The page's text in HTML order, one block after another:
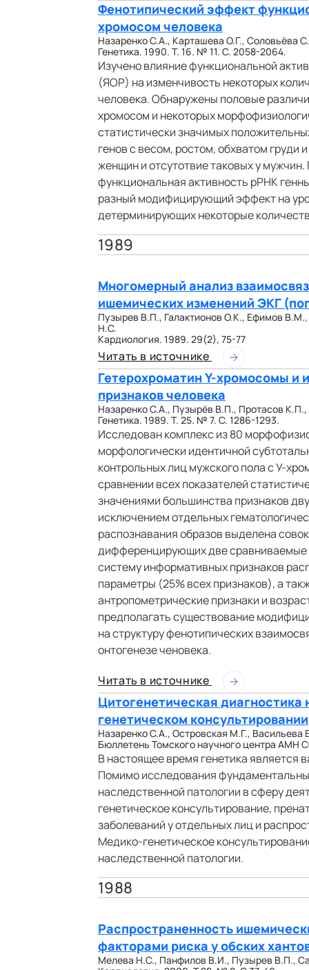
Фенотипический эффект
хромосом человека
Назаренко С.А., Карташева О.Г., Соловьёва
Генетика. 1990. Т. 16. № 11. С. 2058-2064.
Изучено влияние функциональной
(ЯОР) на изменчивость некоторых
человека. Обнаружены половые
хромосом и некоторых
статистически значимых
генов с весом, ростом, обхватом
женщин и отсутотвие таковых у
функциональная активность рРНК
разный модифицирующий эффект на
детерминирующих некоторые
1989
Многомерный анализ
ишемических изменений ЭКГ
Пузырев В.П., Галактионов О.К., Ефимов
Н.С.
Кардиология. 1989. 29(2), 75-77
Читать в источнике
Гетерохроматин Y-хромосомы и
признаков человека
Назаренко С.А., Пузырёв В.П., Протасов
Генетика. 1989. Т. 25. № 7. С. 1286-1293.
Исследован комплекс из 80
морфологически идентичной
контрольных лиц мужского пола с У-
сравнении всех показателей
значениями большинства признаков
исключением отдельных
распознавания образов выделена
дифференцирующих две сравниваемые
систему информативных признаков
параметры (25% всех признаков), а
антропометрические признаки и
предполагать существование
на структуру фенотипических
онтогенезе ченовека.
Читать в источнике
Цитогенетическая
генетическом консультировании
Назаренко С.А., Островская М.Г., Васильева
Бюллетень Томского научного центра АМН
В настоящее время генетика является
Помимо исследования
наследственной патологии в сферу
генетическое консультирование,
заболеваний у отдельных лиц и
Медико-генетическое
наследственной патологии.
1988
Распространенность
факторами риска у обских
Мелева Н.С., Панфилов В.И., Пузырев В.П.,